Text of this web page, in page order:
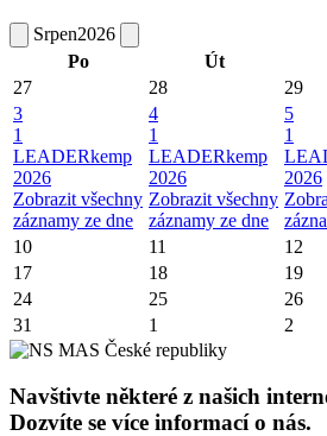
Srpen2026
Po
Út
27
28 29
3
1
LEADERkemp
2026
Zobrazit všechny
záznamy ze dne
4
1
LEADERkemp
2026
Zobrazit všechny
záznamy ze dne
5
1
2026
10 11 12
17
18 19
24
25 26
31
1 2
Navštivte některé z našich
Dozvíte se více informací o nás.